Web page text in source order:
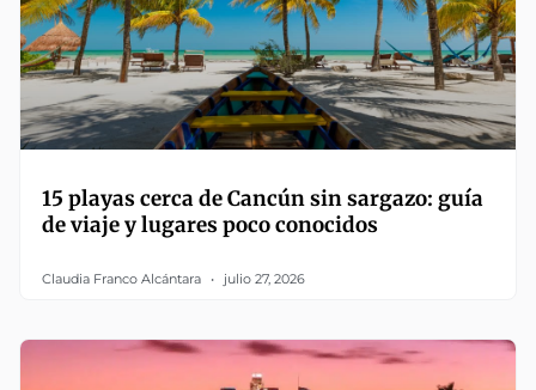
15 playas cerca de Cancún sin sargazo: guía
de viaje y lugares poco conocidos
Claudia Franco Alcántara julio 27, 2026